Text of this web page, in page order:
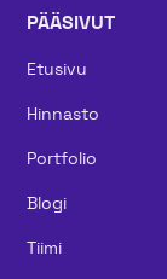
PÄÄSIVUT
Etusivu
Hinnasto
Portfolio
Blogi
Tiimi